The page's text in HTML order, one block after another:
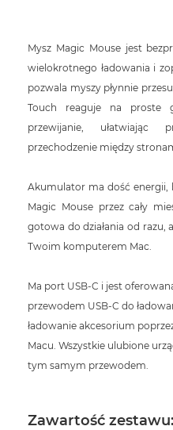
Mysz Magic Mouse jest
wielokrotnego ładowania i
pozwala myszy płynnie
Touch reaguje na proste
przewijanie, ułatwiając
przechodzenie między
Akumulator ma dość energii,
Magic Mouse przez cały
gotowa do działania od razu,
Twoim komputerem Mac.
Ma port USB‑C i jest
przewodem USB‑C do
ładowanie akcesorium
Macu. Wszystkie ulubione
tym samym przewodem.
Zawartość zestawu: